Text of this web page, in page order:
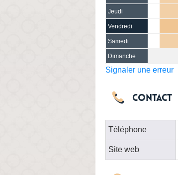
Jeudi
Vendredi
Samedi
Dimanche
Signaler une erreur
Contact
Téléphone
Site web